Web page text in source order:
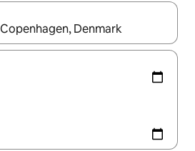
화살표 키를 사용하거나 터치 또는 스와이